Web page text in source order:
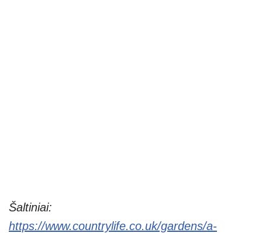
Šaltiniai:
https://www.countrylife.co.uk/gardens/a-